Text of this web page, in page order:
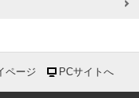
ページ PCサイトへ